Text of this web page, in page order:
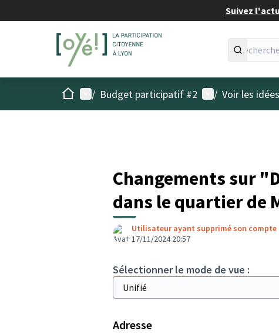
Suivez
AccueilMenu principal
/ Budget participatif #2 Menu utilisateur
/ Voir les
Changements sur
dans le quartier de
Utilisateur ayant supprimé son compte
17/11/2024 20:57
Sélectionner le mode de vue :
Adresse